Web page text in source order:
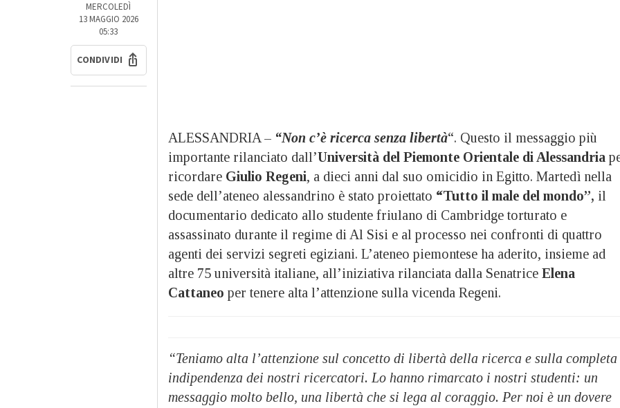
MERCOLEDÌ
13 MAGGIO 2026
05:33
CONDIVIDI
ALESSANDRIA – “Non c’è ricerca senza libertà“. Questo il messaggio più
importante rilanciato dall’Università del Piemonte Orientale di Alessandria
ricordare Giulio Regeni, a dieci anni dal suo omicidio in Egitto. Martedì nella
sede dell’ateneo alessandrino è stato proiettato “Tutto il male del mondo”, il
documentario dedicato allo studente friulano di Cambridge torturato e
assassinato durante il regime di Al Sisi e al processo nei confronti di quattro
agenti dei servizi segreti egiziani. L’ateneo piemontese ha aderito, insieme ad
altre 75 università italiane, all’iniziativa rilanciata dalla Senatrice Elena
Cattaneo per tenere alta l’attenzione sulla vicenda Regeni.
“Teniamo alta l’attenzione sul concetto di libertà della ricerca e sulla completa
indipendenza dei nostri ricercatori. Lo hanno rimarcato i nostri studenti: un
messaggio molto bello, una libertà che si lega al coraggio. Per noi è un dovere